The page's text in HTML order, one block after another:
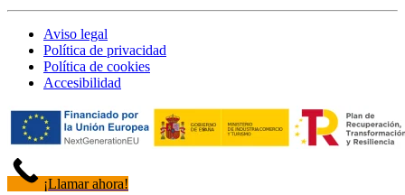
Aviso legal
Política de privacidad
Política de cookies
Accesibilidad
¡Llamar ahora!